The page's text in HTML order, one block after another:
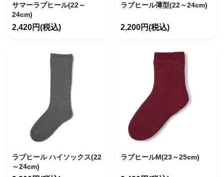
サマーラブヒール(22～
24cm)
2,420円(税込)
ラブヒール薄型(22～24cm)
2,200円(税込)
ラブヒール ハイソックス(22
～24cm)
ラブヒールM(23～25cm)